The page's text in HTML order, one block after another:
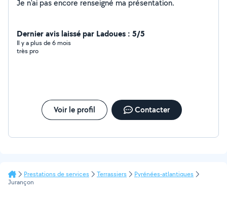
Je n'ai pas encore renseigné ma présentation.
Dernier avis laissé par Ladoues : 5/5
Il y a plus de 6 mois
très pro
Voir le profil Contacter
Prestations de services Terrassiers
Pyrénées-atlantiques
Jurançon